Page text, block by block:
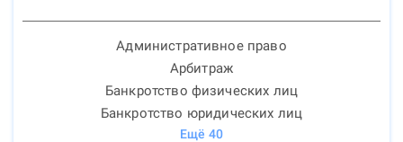
Административное право
Арбитраж
Банкротство физических лиц
Банкротство юридических лиц
Ещё 40